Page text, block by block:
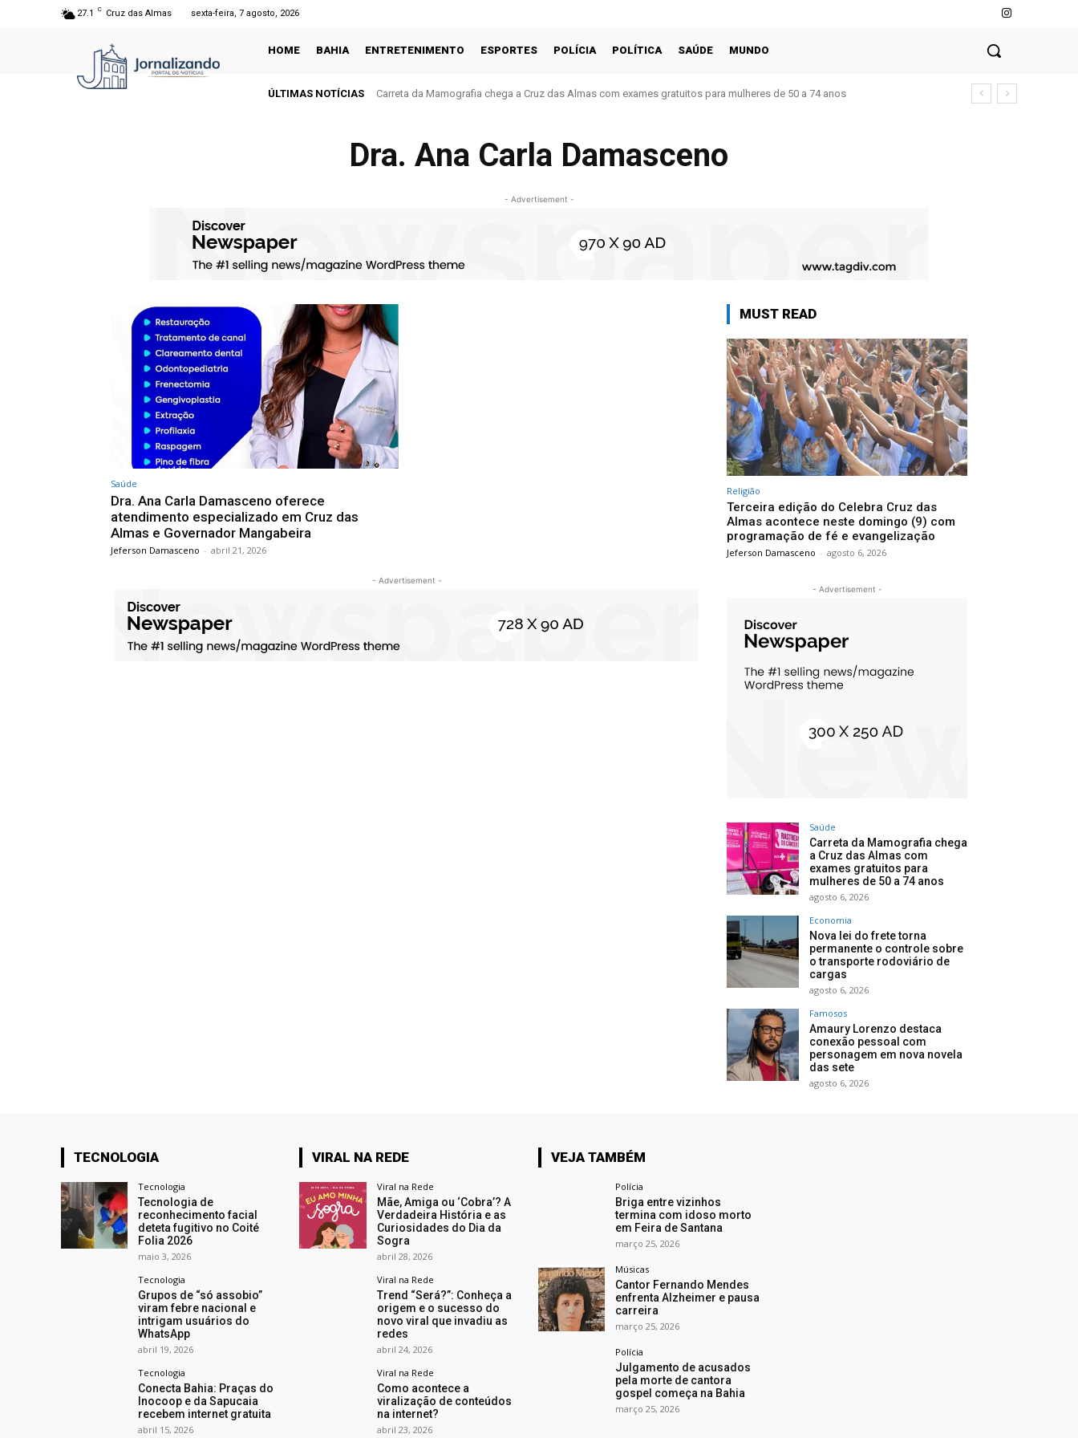
27.1 C Cruz das Almas sexta-feira, 7 agosto, 2026
HOME BAHIA ENTRETENIMENTO ESPORTES POLÍCIA POLÍTICA SAÚDE MUNDO
ÚLTIMAS NOTÍCIAS Carreta da Mamografia chega a Cruz das Almas com exames gratuitos para mulheres de 50 a 74 anos
Dra. Ana Carla Damasceno
- Advertisement -
Saúde
Dra. Ana Carla Damasceno oferece
atendimento especializado em Cruz das
Almas e Governador Mangabeira
Jeferson Damasceno - abril 21, 2026
- Advertisement -
MUST READ
Religião
Terceira edição do Celebra Cruz das
Almas acontece neste domingo (9) com
programação de fé e evangelização
Jeferson Damasceno - agosto 6, 2026
- Advertisement -
Saúde
Carreta da Mamografia chega
a Cruz das Almas com
exames gratuitos para
mulheres de 50 a 74 anos
agosto 6, 2026
Economia
Nova lei do frete torna
permanente o controle sobre
o transporte rodoviário de
cargas
agosto 6, 2026
Famosos
Amaury Lorenzo destaca
conexão pessoal com
personagem em nova novela
das sete
agosto 6, 2026
TECNOLOGIA
Tecnologia
Tecnologia de
reconhecimento facial
deteta fugitivo no Coité
Folia 2026
maio 3, 2026
Tecnologia
Grupos de “só assobio”
viram febre nacional e
intrigam usuários do
WhatsApp
abril 19, 2026
Tecnologia
Conecta Bahia: Praças do
Inocoop e da Sapucaia
recebem internet gratuita
abril 15, 2026
VIRAL NA REDE
Viral na Rede
Mãe, Amiga ou ‘Cobra’? A
Verdadeira História e as
Curiosidades do Dia da
Sogra
abril 28, 2026
Viral na Rede
Trend “Será?”: Conheça a
origem e o sucesso do
novo viral que invadiu as
redes
abril 24, 2026
Viral na Rede
Como acontece a
viralização de conteúdos
na internet?
abril 23, 2026
VEJA TAMBÉM
Polícia
Briga entre vizinhos
termina com idoso morto
em Feira de Santana
março 25, 2026
Músicas
Cantor Fernando Mendes
enfrenta Alzheimer e pausa
carreira
março 25, 2026
Polícia
Julgamento de acusados
pela morte de cantora
gospel começa na Bahia
março 25, 2026